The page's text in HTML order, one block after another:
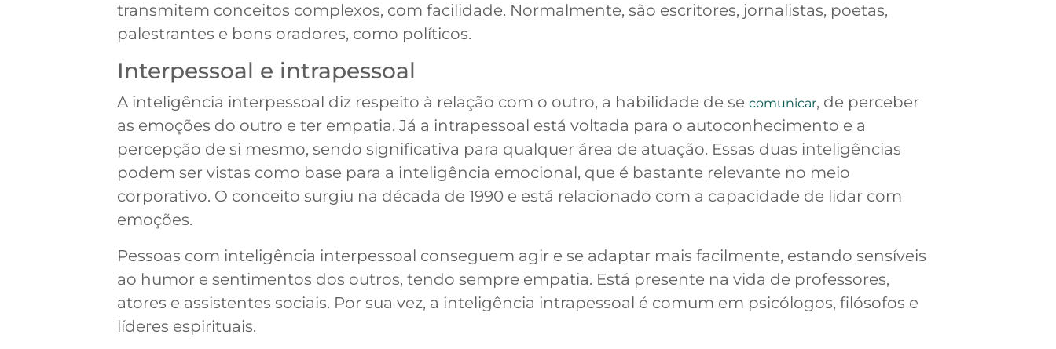
transmitem conceitos complexos, com facilidade. Normalmente, são escritores, jornalistas, poetas,
palestrantes e bons oradores, como políticos.
Interpessoal e intrapessoal
A inteligência interpessoal diz respeito à relação com o outro, a habilidade de secomunicar, de perceber
as emoções do outro e ter empatia. Já a intrapessoal está voltada para o autoconhecimento e a
percepção de si mesmo, sendo significativa para qualquer área de atuação. Essas duas inteligências
podem ser vistas como base para a inteligência emocional, que é bastante relevante no meio
corporativo. O conceito surgiu na década de 1990 e está relacionado com a capacidade de lidar com
emoções.
Pessoas com inteligência interpessoal conseguem agir e se adaptar mais facilmente, estando sensíveis
ao humor e sentimentos dos outros, tendo sempre empatia. Está presente na vida de professores,
atores e assistentes sociais. Por sua vez, a inteligência intrapessoal é comum em psicólogos, filósofos e
líderes espirituais.